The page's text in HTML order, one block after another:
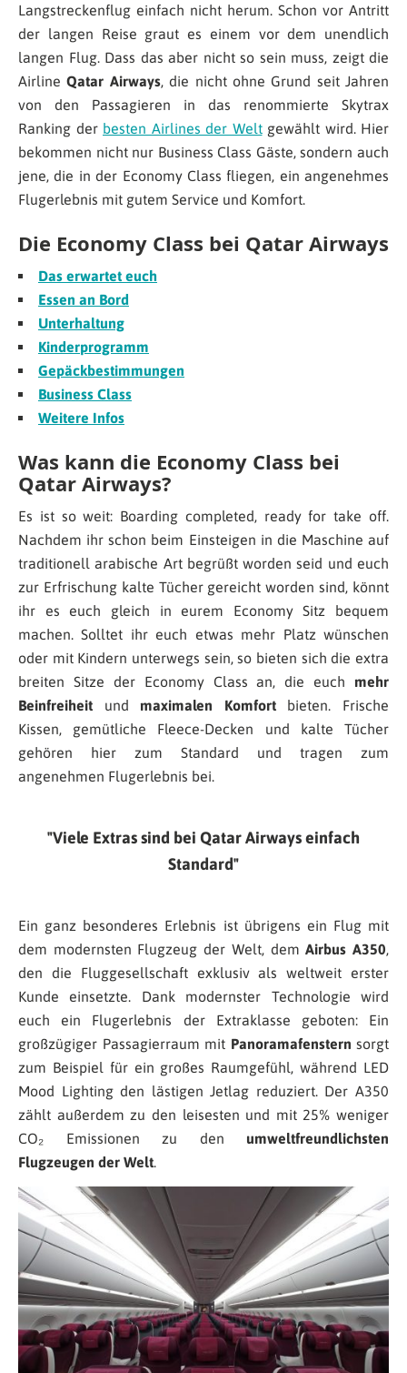
Langstreckenflug einfach nicht herum. Schon vor Antritt
der langen Reise graut es einem vor dem unendlich
langen Flug. Dass das aber nicht so sein muss, zeigt die
AirlineQatar Airways, die nicht ohne Grund seit Jahren
von den Passagieren in das renommierte Skytrax
Ranking der besten Airlines der Weltgewählt wird. Hier
bekommen nicht nur Business Class Gäste, sondern auch
jene, die in der Economy Class fliegen, ein angenehmes
Flugerlebnis mit gutem Service und Komfort.
Die Economy Class bei Qatar Airways
Das erwartet euch
Essen an Bord
Unterhaltung
Kinderprogramm
Gepäckbestimmungen
Business Class
Weitere Infos
Was kann die Economy Class bei
Qatar Airways?
Es ist so weit: Boarding completed, ready for take off.
Nachdem ihr schon beim Einsteigen in die Maschine auf
traditionell arabische Art begrüßt worden seid und euch
zur Erfrischung kalte Tücher gereicht worden sind, könnt
ihr es euch gleich in eurem Economy Sitz bequem
machen. Solltet ihr euch etwas mehr Platz wünschen
oder mit Kindern unterwegs sein, so bieten sich die extra
breiten Sitze der Economy Class an, die euch mehr
Beinfreiheit undmaximalen Komfortbieten. Frische
Kissen, gemütliche Fleece-Decken und kalte Tücher
gehören hier zum Standard und tragen zum
angenehmen Flugerlebnis bei.
Viele Extras sind bei Qatar Airways einfach
Standard
Ein ganz besonderes Erlebnis ist übrigens ein Flug mit
dem modernsten Flugzeug der Welt, demAirbus A350,
den die Fluggesellschaft exklusiv als weltweit erster
Kunde einsetzte. Dank modernster Technologie wird
euch ein Flugerlebnis der Extraklasse geboten: Ein
großzügiger Passagierraum mit Panoramafenstern sorgt
zum Beispiel für ein großes Raumgefühl, während LED
Mood Lighting den lästigen Jetlag reduziert. Der A350
zählt außerdem zu den leisesten und mit 25% weniger
CO₂ Emissionen zu den umweltfreundlichsten
Flugzeugen der Welt.